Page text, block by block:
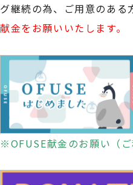
グ継続の為、ご用意のある
献金をお願いいたします。
※OFUSE献金のお願い（ご